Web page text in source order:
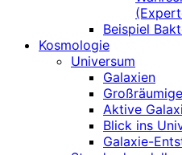
Beispiel
Kosmologie
Universum
Galaxien
Aktive
Blick ins
Galaxie-